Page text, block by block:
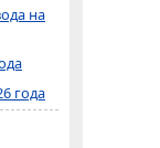
на
года